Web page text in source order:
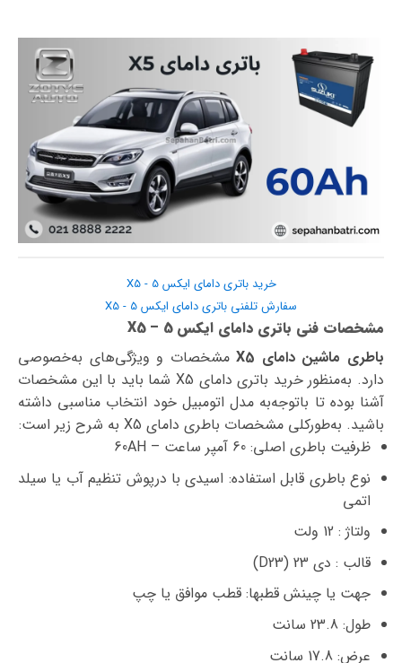
خرید باتری دامای ایکس 5 - X5
سفارش تلفنی باتری دامای ایکس 5 - X5
مشخصات فنی باتری دامای ایکس 5 – X5
باطری ماشین دامای X5
مشخصات و ویژگی‌های به‌خصوصی
دارد. به‌منظور خرید باتری دامای X5 شما باید با این مشخصات
آشنا بوده تا با‌توجه‌به مدل اتومبیل خود انتخاب مناسبی داشته
باشید. به‌طورکلی مشخصات باطری دامای X5 به شرح زیر است:
ظرفیت باطری اصلی: 60 آمپر ساعت – 60AH
نوع باطری قابل استفاده: اسیدی با درپوش تنظیم آب یا سیلد
اتمی
ولتاژ : 12 ولت
قالب : دی 23 (D23)
جهت یا چینش قطبها: قطب موافق یا چپ
طول: 23.8 سانت
عرض: 17.8 سانت